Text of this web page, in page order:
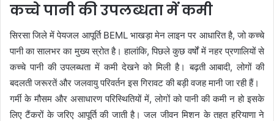
कच्चे पानी की उपलब्धता में कमी
सिरसा जिले में पेयजल आपूर्ति BEML भाखड़ा मेन लाइन पर आधारित है, जो कच्चे
पानी का सालभर का मुख्य स्रोत है। हालांकि, पिछले कुछ वर्षों में नहर प्रणालियों से
कच्चे पानी की उपलब्धता में कमी देखने को मिली है। बढ़ती आबादी, लोगों की
बदलती जरूरतें और जलवायु परिवर्तन इस गिरावट की बड़ी वजह मानी जा रही हैं।
गर्मी के मौसम और असाधारण परिस्थितियों में, लोगों को पानी की कमी न हो इसके
लिए टैंकरों के जरिए आपूर्ति की जाती है। जल जीवन मिशन के तहत हरियाणा ने